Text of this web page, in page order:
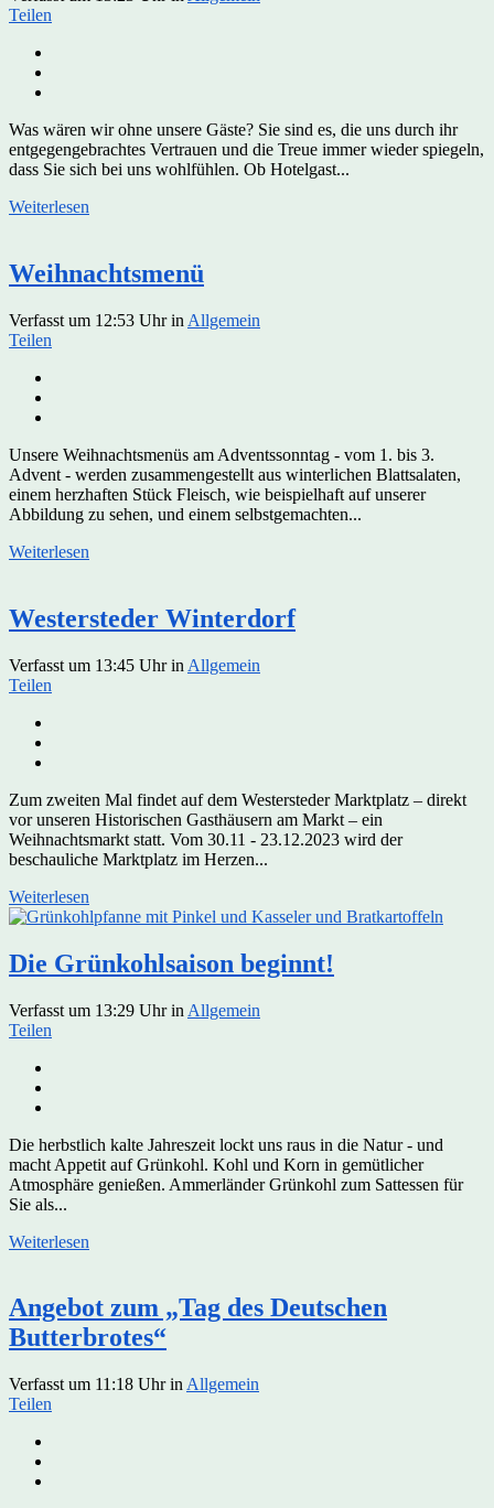
Teilen
Was wären wir ohne unsere Gäste? Sie sind es, die uns durch ihr
entgegengebrachtes Vertrauen und die Treue immer wieder spiegeln,
dass Sie sich bei uns wohlfühlen. Ob Hotelgast...
Weiterlesen
Weihnachtsmenü
Verfasst um 12:53 Uhrin Allgemein
Teilen
Unsere Weihnachtsmenüs am Adventssonntag - vom 1. bis 3.
Advent - werden zusammengestellt aus winterlichen Blattsalaten,
einem herzhaften Stück Fleisch, wie beispielhaft auf unserer
Abbildung zu sehen, und einem selbstgemachten...
Weiterlesen
Westersteder Winterdorf
Verfasst um 13:45 Uhrin Allgemein
Teilen
Zum zweiten Mal findet auf dem Westersteder Marktplatz – direkt
vor unseren Historischen Gasthäusern am Markt – ein
Weihnachtsmarkt statt. Vom 30.11 - 23.12.2023 wird der
beschauliche Marktplatz im Herzen...
Weiterlesen
Die Grünkohlsaison beginnt!
Verfasst um 13:29 Uhrin Allgemein
Teilen
Die herbstlich kalte Jahreszeit lockt uns raus in die Natur - und
macht Appetit auf Grünkohl. Kohl und Korn in gemütlicher
Atmosphäre genießen. Ammerländer Grünkohl zum Sattessen für
Sie als...
Weiterlesen
Angebot zum „Tag des Deutschen
Butterbrotes“
Verfasst um 11:18 Uhrin Allgemein
Teilen